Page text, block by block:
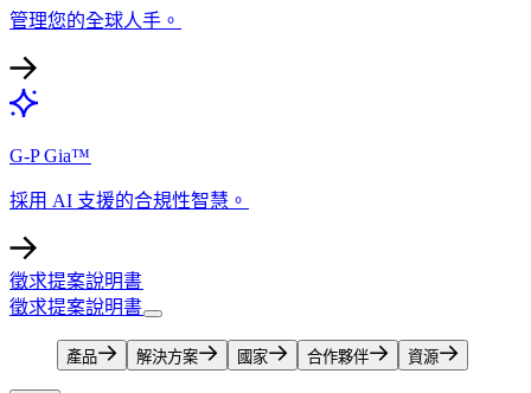
管理您的全球人手。​​
G-P Gia™​​
採用 AI 支援的合規性智慧。​​
徵求提案說明書​​
徵求提案說明書​​
產品​​ 解決方案​​ 國家​​ 合作夥伴​​ 資源​​